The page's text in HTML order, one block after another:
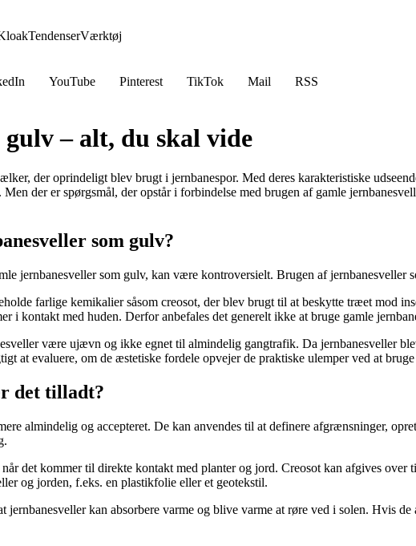
TendenserVærktøj
YouTube Pinterest TikTok Mail
RSS
gulv – alt, du skal vide
der oprindeligt blev brugt i jernbanespor. Med deres karakteristiske
der er spørgsmål, der opstår i forbindelse med brugen af gamle
som gulv?
jernbanesveller som gulv, kan være kontroversielt. Brugen af
farlige kemikalier såsom creosot, der blev brugt til at beskytte træet mod
i kontakt med huden. Derfor anbefales det generelt ikke at bruge gamle
være ujævn og ikke egnet til almindelig gangtrafik. Da jernbanesveller
at evaluere, om de æstetiske fordele opvejer de praktiske ulemper ved at
det tilladt?
almindelig og accepteret. De kan anvendes til at definere afgrænsninger,
det kommer til direkte kontakt med planter og jord. Creosot kan afgives
og jorden, f.eks. en plastikfolie eller et geotekstil.
kan absorbere varme og blive varme at røre ved i solen. Hvis